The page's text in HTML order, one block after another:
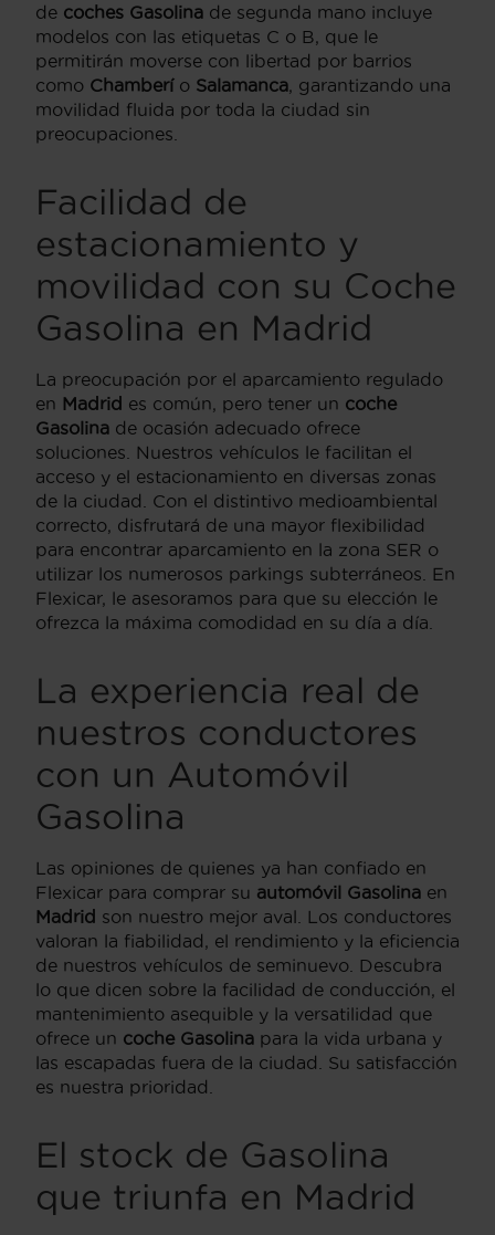
de coches Gasolina de segunda mano incluye
modelos con las etiquetas C o B, que le
permitirán moverse con libertad por barrios
como Chamberío Salamanca , garantizando una
movilidad fluida por toda la ciudad sin
preocupaciones.
Facilidad de
estacionamiento y
movilidad con su Coche
Gasolina en Madrid
La preocupación por el aparcamiento regulado
en Madrid es común, pero tener un coche
Gasolina de ocasión adecuado ofrece
soluciones. Nuestros vehículos le facilitan el
acceso y el estacionamiento en diversas zonas
de la ciudad. Con el distintivo medioambiental
correcto, disfrutará de una mayor flexibilidad
para encontrar aparcamiento en la zona SER o
utilizar los numerosos parkings subterráneos. En
Flexicar, le asesoramos para que su elección le
ofrezca la máxima comodidad en su día a día.
La experiencia real de
nuestros conductores
con un Automóvil
Gasolina
Las opiniones de quienes ya han confiado en
Flexicar para comprar su automóvil Gasolina en
Madrid son nuestro mejor aval. Los conductores
valoran la fiabilidad, el rendimiento y la eficiencia
de nuestros vehículos de seminuevo. Descubra
lo que dicen sobre la facilidad de conducción, el
mantenimiento asequible y la versatilidad que
ofrece un coche Gasolina para la vida urbana y
las escapadas fuera de la ciudad. Su satisfacción
es nuestra prioridad.
El stock de Gasolina
que triunfa en Madrid